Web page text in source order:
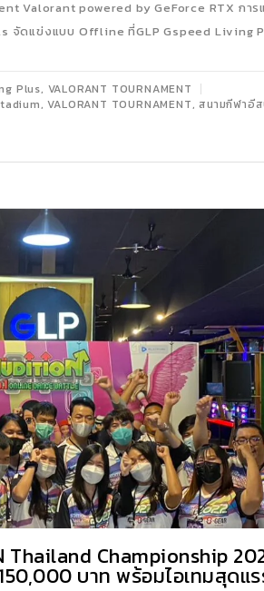
Valorant powered by GeForce RTX การ
จัดแข่งแบบ Offline ที่GLP Gspeed Living
Plus, VALORANT TOURNAMENT
,VALORANT TOURNAMENT, สนามกีฬาอี
Thailand Championship
บาท พร้อมไอเทมสุดแ